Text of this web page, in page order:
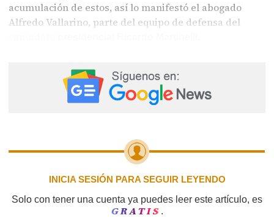
acumulación de estos, así lo manifestó el abogado
Alfredo Vallarino, parte del equipo de defensa del
INICIA SESIÓN PARA SEGUIR LEYENDO
Solo con tener una cuenta ya puedes leer este artículo, es
GRATIS .